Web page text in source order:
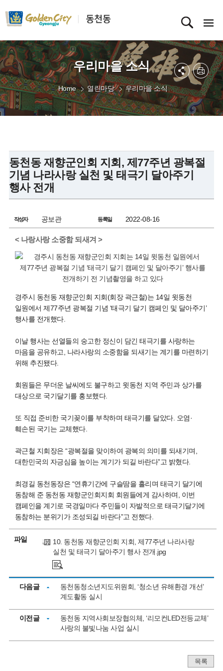
우리마을 소식
Home 열린마당 우리마을 소식
동천동 재향군인회 지회, 제77주년 광복절
기념 나라사랑 실천 및 태극기 달아주기
행사 전개
작성자 공보관 등록일 2022-08-16
< 나랑사랑 소중함 되새겨 >
경주시 동천동 재향군인회 지회(회장 곽근철)는 14일 윗동천
일원에서 제77주년 광복절 기념 ‘태극기 달기 캠페인 및 달아주기’
행사를 전개했다.
이날 행사는 선열들의 숭고한 정신이 담긴 태극기를 사랑하는
마음을 공유하고, 나라사랑의 소중함을 되새기는 계기를 마련하기
위해 추진됐다.
회원들은 무더운 날씨에도 불구하고 윗동천 지역 주민과 상가를
대상으로 국기달기를 홍보했다.
또 직접 준비한 국기꽂이를 부착하며 태극기를 달았다. 오염·
훼손된 국기는 교체했다.
곽근철 지회장은 “광복절을 맞이하여 광복의 의미를 되새기며,
대한민국의 자긍심을 높이는 계기가 되길 바란다”고 밝혔다.
최경길 동천동장은 “연휴기간에 구슬땀을 흘리며 태극기 달기에
동참해 준 동천동 재향군인회지회 회원들에게 감사하며, 이번
캠페인을 계기로 국경일마다 주민들이 자발적으로 태극기달기에
동참하는 분위기가 조성되길 바란다”고 전했다.
파일
10. 동천동 재향군인회 지회, 제77주년 나라사랑
실천 및 태극기 달아주기 행사 전개.jpg
다음글
동천동청소년지도위원회, ‘청소년 유해환경 개선’
계도활동 실시
이전글
동천동 지역사회보장협의체, ‘리모컨LED전등교체’
사랑의 불빛나눔 사업 실시
목록